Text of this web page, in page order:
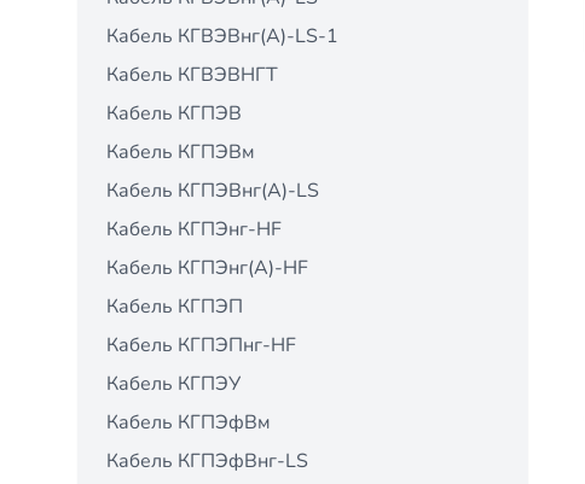
Кабель КГВЭВнг(А)-LS-1
Кабель КГВЭВНГТ
Кабель КГПЭВ
Кабель КГПЭВм
Кабель КГПЭВнг(А)-LS
Кабель КГПЭнг-HF
Кабель КГПЭнг(А)-HF
Кабель КГПЭП
Кабель КГПЭПнг-HF
Кабель КГПЭУ
Кабель КГПЭфВм
Кабель КГПЭфВнг-LS